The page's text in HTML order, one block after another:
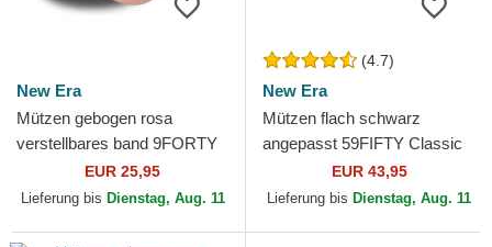
New Era
Mützen gebogen rosa
verstellbares band 9FORTY
League Essential der New
York Yankees MLB von New
EUR 25,95
Lieferung bis Dienstag, Aug. 11
(4.7)
New Era
Mützen flach schwarz
angepasst 59FIFTY Classic
der Memphis Grizzlies NBA
von New Era
EUR 43,95
Lieferung bis Dienstag, Aug. 11